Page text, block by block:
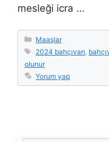
mesleği icra …
Kategoriler
Maaşlar
Etiketler
2024 bahçıvan
olunur
Yorum yap